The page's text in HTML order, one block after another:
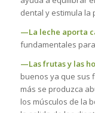
dental y estimula la
—La leche aporta
fundamentales
—Las frutas y las
buenos ya que sus
más se produzca
los músculos de la